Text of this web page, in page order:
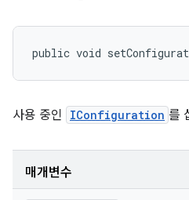
public void
사용 중인 IConfiguration 를
매개변수